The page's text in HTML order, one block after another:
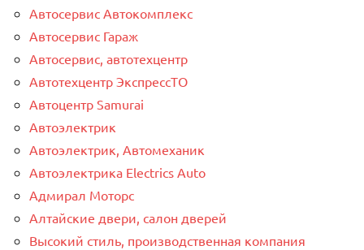
Автосервис Автокомплекс
Автосервис Гараж
Автосервис, автотехцентр
Автотехцентр ЭкспрессТО
Автоцентр Samurai
Автоэлектрик
Автоэлектрик, Автомеханик
Автоэлектрика Electrics Auto
Адмирал Моторс
Алтайские двери, салон дверей
Высокий стиль, производственная компания